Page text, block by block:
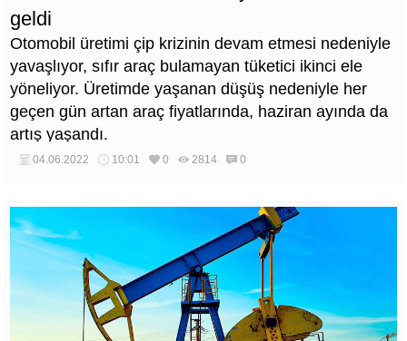
geldi
Otomobil üretimi çip krizinin devam etmesi nedeniyle
yavaşlıyor, sıfır araç bulamayan tüketici ikinci ele
yöneliyor. Üretimde yaşanan düşüş nedeniyle her
geçen gün artan araç fiyatlarında, haziran ayında da
artış yaşandı.
04.06.2022 10:01 0 2814 0